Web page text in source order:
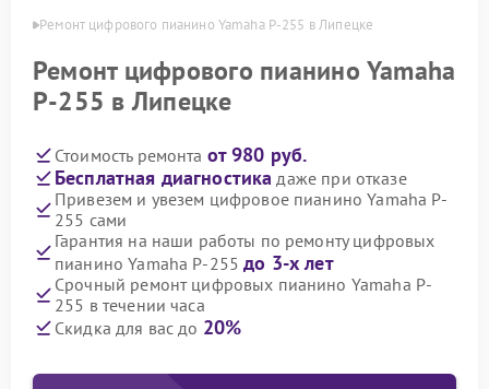
Ремонт цифрового пианино Yamaha P-255 в Липецке
Ремонт цифрового пианино Yamaha
P-255 в Липецке
Стоимость ремонта от 980 руб.
Бесплатная диагностика даже при отказе
Привезем и увезем цифровое пианино Yamaha P-
255 сами
Гарантия на наши работы по ремонту цифровых
пианино Yamaha P-255до 3-х лет
Срочный ремонт цифровых пианино Yamaha P-
255 в течении часа
Скидка для вас до 20%